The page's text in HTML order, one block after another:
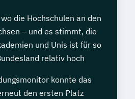
die Hochschulen an den
– und es stimmt, die
und Unis ist für so
relativ hoch
konnte das
den ersten Platz